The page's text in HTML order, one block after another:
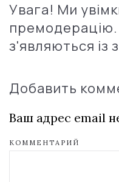
Увага! Ми
з'являються із
Добавить
Ваш адрес email
КОММЕНТАРИЙ